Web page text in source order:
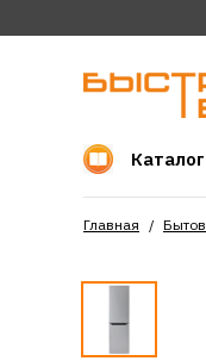
Каталог
Главная